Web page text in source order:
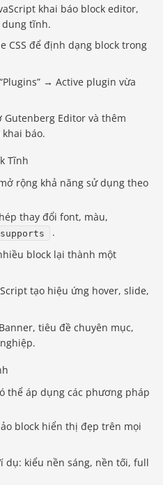
khai báo block editor,
dung tĩnh.
CSS để định dạng block trong
→ Active plugin vừa
Gutenberg Editor và thêm
báo.
Tĩnh
rộng khả năng sử dụng theo
thay đổi font, màu,
.
block lại thành một
tạo hiệu ứng hover, slide,
Banner, tiêu đề chuyên mục,
thể áp dụng các phương pháp
block hiển thị đẹp trên mọi
dụ: kiểu nền sáng, nền tối, full